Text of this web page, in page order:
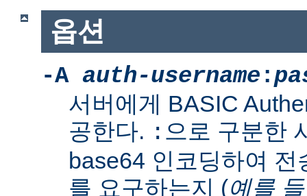
옵션
-A auth-username :
서버에게 BASIC
공한다. : 으로 구분한
base64 인코딩하여
를 요구하는지 (예를